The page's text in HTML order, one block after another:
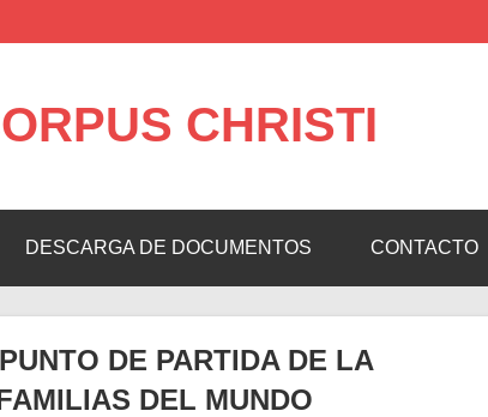
CHRISTI
DESCARGA DE DOCUMENTOS CONTACTO
DE PARTIDA DE LA
DEL MUNDO